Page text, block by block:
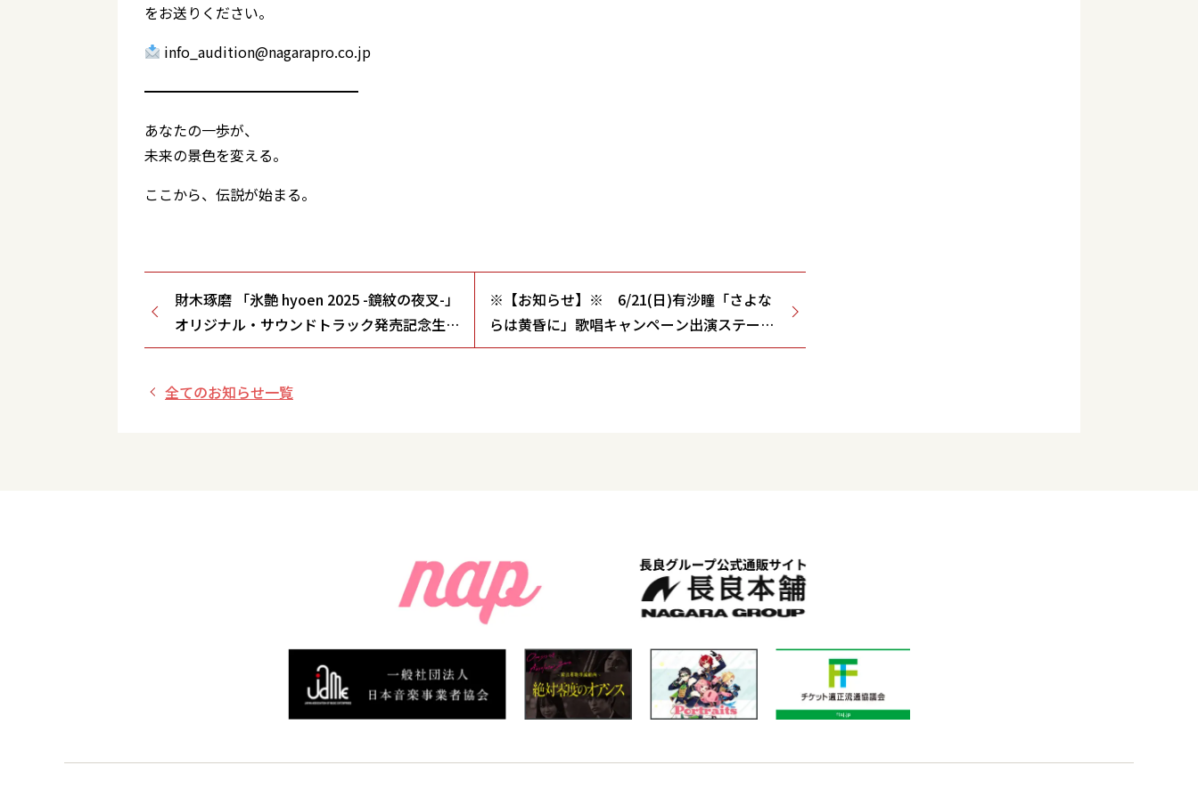
をお送りください。
info_audition@nagarapro.co.jp
━━━━━━━━━━━━━━━
あなたの一歩が、
未来の景色を変える。
ここから、伝説が始まる。
財木琢磨 「氷艶 hyoen 2025 -鏡紋の夜叉-」
オリジナル・サウンドトラック発売記念生放
送出演決定！
※【お知らせ】※ 6/21(日)有沙瞳「さよな
らは黄昏に」歌唱キャンペーン出演ステージ
変更のお知らせ
全てのお知らせ一覧